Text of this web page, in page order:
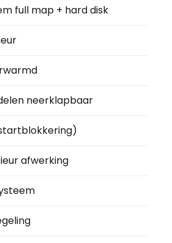
full map + hard disk
neerklapbaar
afwerking